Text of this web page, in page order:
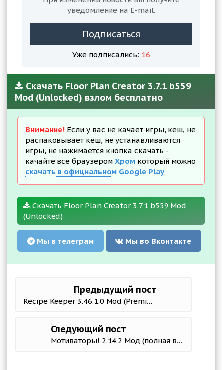
уведомление на E-mail.
Подписаться
Уже подписались: 16
Скачать Floor Plan Creator 3.7.1 b559
Mod (Unlocked) взлом бесплатно
Внимание! Если у вас не качает игры, кеш, не
распаковывает кеш, не устанавливаются
игры, не нажимается кнопка скачать -
качайте все браузером Хром который можно
скачать в официальном Google Play
Скачать Floor Plan Creator 3.7.1 b559 Mod
(Unlocked)
Мы в телеграм Мы во Вконтакте
Предыдущий пост
Recipe Keeper 3.46.1.0 Mod (Premium)
Следующий пост
Мотиваторы! 2.14.2 Мод (полная версия)